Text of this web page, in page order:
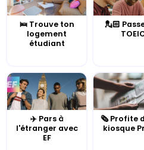
🛌 Trouve ton
logement
étudiant
💂🏻
✈️ Pars à
l'étranger avec
EF
🗞️ Profite
kiosque